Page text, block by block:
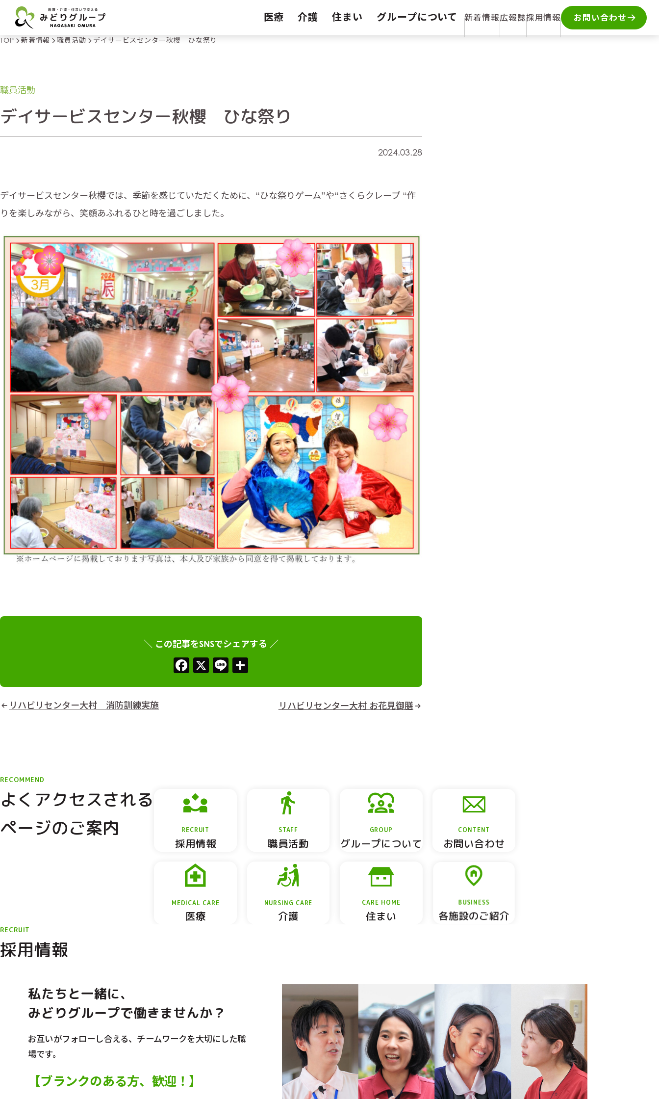
Skip
医療 介護 住まい グループについて 新着情報広報誌採用情報 お問い合わせ
TOP 新着情報 職員活動 デイサービスセンター秋櫻 ひな祭り
職員活動
デイサービスセンター秋櫻 ひな祭り
2024.03.28
デイサービスセンター秋櫻では、季節を感じていただくために、“ひな祭りゲーム”や“さくらクレープ “作
りを楽しみながら、笑顔あふれるひと時を過ごしました。
＼ この記事をSNSでシェアする ／
Facebook
X Line
リハビリセンター大村 消防訓練実施 リハビリセンター大村 お花見御膳
RECOMMEND
よくアクセスされる
ページのご案内
RECRUIT
採用情報
STAFF
職員活動
GROUP
グループについて
CONTENT
お問い合わせ
MEDICAL CARE
医療
NURSING CARE
介護
CARE HOME
住まい
BUSINESS
各施設のご紹介
RECRUIT
採用情報
私たちと一緒に、
みどりグループで働きませんか？
お互いがフォローし合える、チームワークを大切にした職
場です。
【ブランクのある方、歓迎！】